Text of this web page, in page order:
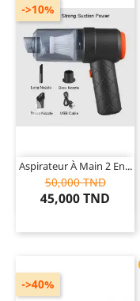
Aspirateur À Main 2 En...
50,000 TND
45,000 TND
->10%
->40%